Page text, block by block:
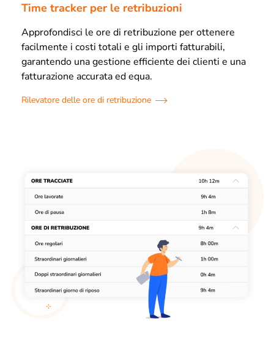
Time tracker per le retribuzioni
Approfondisci le ore di retribuzione per ottenere
facilmente i costi totali e gli importi fatturabili,
garantendo una gestione efficiente dei clienti e una
fatturazione accurata ed equa.
Rilevatore delle ore di retribuzione